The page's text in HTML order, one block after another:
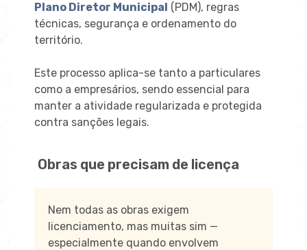
Plano Diretor Municipal (PDM), regras
técnicas, segurança e ordenamento do
território.
Este processo aplica-se tanto a particulares
como a empresários, sendo essencial para
manter a atividade regularizada e protegida
contra sanções legais.
Obras que precisam de licença
Nem todas as obras exigem
licenciamento, mas muitas sim —
especialmente quando envolvem